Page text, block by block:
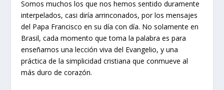
Somos muchos los que nos hemos sentido duramente
interpelados, casi diría arrinconados, por los mensajes
del Papa Francisco en su día con día. No solamente en
Brasil, cada momento que toma la palabra es para
enseñarnos una lección viva del Evangelio, y una
práctica de la simplicidad cristiana que conmueve al
más duro de corazón.